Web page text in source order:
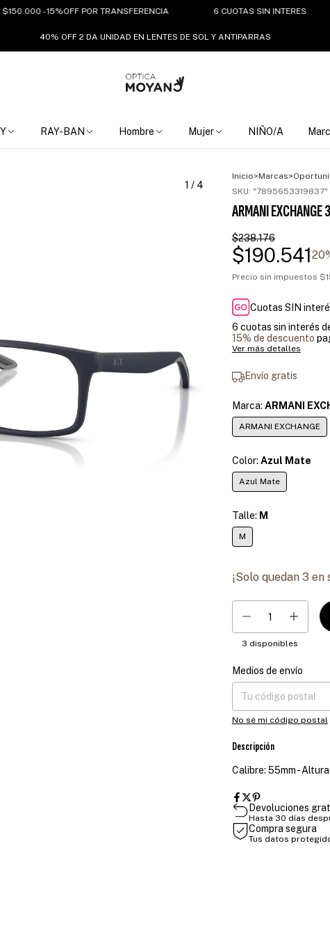
- 15%OFF POR TRANSFERENCIA 6 CUOTAS SIN INTERES
40% OFF 2 DA UNIDAD EN LENTES DE SOL Y ANTIPARRAS
RAY-BAN Hombre Mujer NIÑO/A
1 / 4
Inicio>Marcas>
SKU: "7895653319837"
ARMANI EXCHANGE
$238.176
$190.54120
Precio sin impuestos
Cuotas SIN
6 cuotas sin interés
15% de descuento
Ver más detalles
Envío gratis
Marca: ARMANI
ARMANI EXCHANGE
Color: Azul Mate
Azul Mate
Talle: M
M
¡Solo quedan 3 en
3 disponibles
Entregas para el CP:
Medios de envío
No sé mi código postal
Descripción
Calibre: 55mm -
Devoluciones
Hasta 30 días
Compra segura
Tus datos